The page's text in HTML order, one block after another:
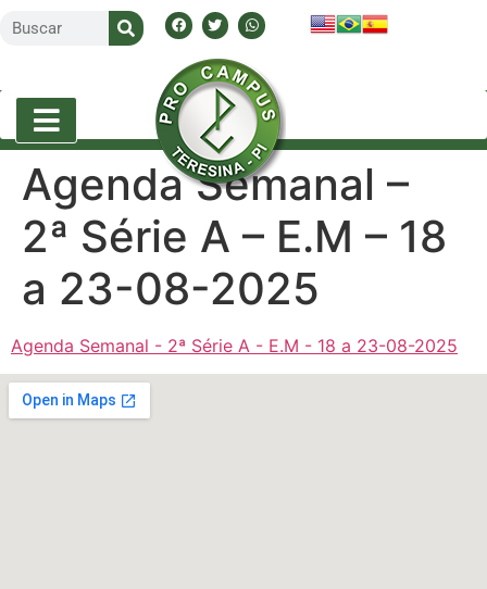
Agenda Semanal –
2ª Série A – E.M – 18
a 23-08-2025
Agenda Semanal - 2ª Série A - E.M - 18 a 23-08-2025